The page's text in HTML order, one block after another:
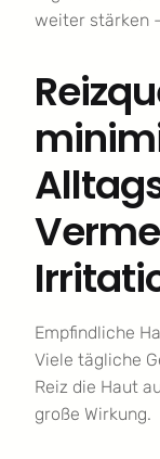
weiter stärken
Empfindliche
Viele tägliche
Reiz die Haut
große Wirkung.